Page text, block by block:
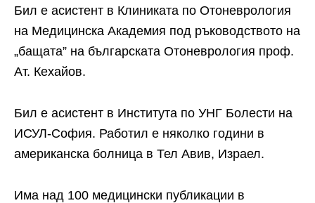
Бил е асистент в Клиниката по Отоневрология
на Медицинска Академия под ръководството на
„бащата” на българската Отоневрология проф.
Ат. Кехайов.
Бил е асистент в Института по УНГ Болести на
ИСУЛ-София. Работил е няколко години в
американска болница в Тел Авив, Израел.
Има над 100 медицински публикации в